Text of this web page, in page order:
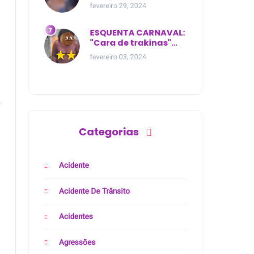
e morto a golpes de
fevereiro 29, 2024
ESQUENTA CARNAVAL:
"Cara de trakinas"
dança seminua no
meio da rua na Bahia
fevereiro 03, 2024
Categorias
Acidente
Acidente De Trânsito
Acidentes
Agressões